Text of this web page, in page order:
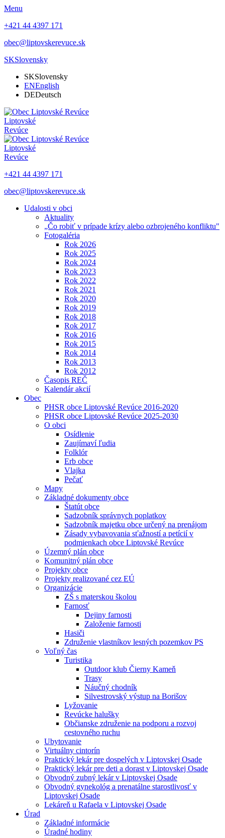
Menu
+421 44 4397 171
obec@liptovskerevuce.sk
SKSlovensky
SKSlovensky
ENEnglish
DEDeutsch
Liptovské
Revúce
Liptovské
Revúce
+421 44 4397 171
obec@liptovskerevuce.sk
Udalosti v obci
Aktuality
„Čo robiť v prípade krízy alebo ozbrojeného konfliktu"
Fotogaléria
Rok 2026
Rok 2025
Rok 2024
Rok 2023
Rok 2022
Rok 2021
Rok 2020
Rok 2019
Rok 2018
Rok 2017
Rok 2016
Rok 2015
Rok 2014
Rok 2013
Rok 2012
Časopis REČ
Kalendár akcií
Obec
PHSR obce Liptovské Revúce 2016-2020
PHSR obce Liptovské Revúce 2025-2030
O obci
Osídlenie
Zaujímaví ľudia
Folklór
Erb obce
Vlajka
Pečať
Mapy
Základné dokumenty obce
Štatút obce
Sadzobník správnych poplatkov
Sadzobník majetku obce určený na prenájom
Zásady vybavovania sťažností a petícií v
podmienkach obce Liptovské Revúce
Územný plán obce
Komunitný plán obce
Projekty obce
Projekty realizované cez EÚ
Organizácie
ZŠ s materskou školou
Farnosť
Dejiny farnosti
Založenie farnosti
Hasiči
Združenie vlastníkov lesných pozemkov PS
Voľný čas
Turistika
Outdoor klub Čierny Kameň
Trasy
Náučný chodník
Silvestrovský výstup na Borišov
Lyžovanie
Revúcke halušky
Občianske združenie na podporu a rozvoj
cestovného ruchu
Ubytovanie
Virtuálny cintorín
Praktický lekár pre dospelých v Liptovskej Osade
Praktický lekár pre deti a dorast v Liptovskej Osade
Obvodný zubný lekár v Liptovskej Osade
Obvodný gynekológ a prenatálne starostlivosť v
Liptovskej Osade
Lekáreň u Rafaela v Liptovskej Osade
Úrad
Základné informácie
Úradné hodiny